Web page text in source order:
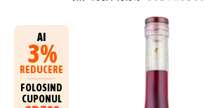
AI
3%
REDUCERE
FOLOSIND
CUPONUL